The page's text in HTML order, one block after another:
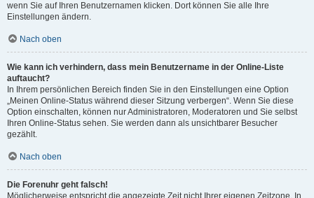
wenn Sie auf Ihren Benutzernamen klicken. Dort können Sie alle Ihre
Einstellungen ändern.
Nach oben
Wie kann ich verhindern, dass mein Benutzername in der Online-Liste
auftaucht?
In Ihrem persönlichen Bereich finden Sie in den Einstellungen eine Option
„Meinen Online-Status während dieser Sitzung verbergen“. Wenn Sie diese
Option einschalten, können nur Administratoren, Moderatoren und Sie selbst
Ihren Online-Status sehen. Sie werden dann als unsichtbarer Besucher
gezählt.
Nach oben
Die Forenuhr geht falsch!
Möglicherweise entspricht die angezeigte Zeit nicht Ihrer eigenen Zeitzone. In